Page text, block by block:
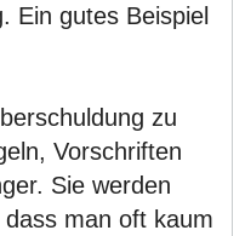
Ein gutes Beispiel
zu
Vorschriften
Sie werden
man oft kaum